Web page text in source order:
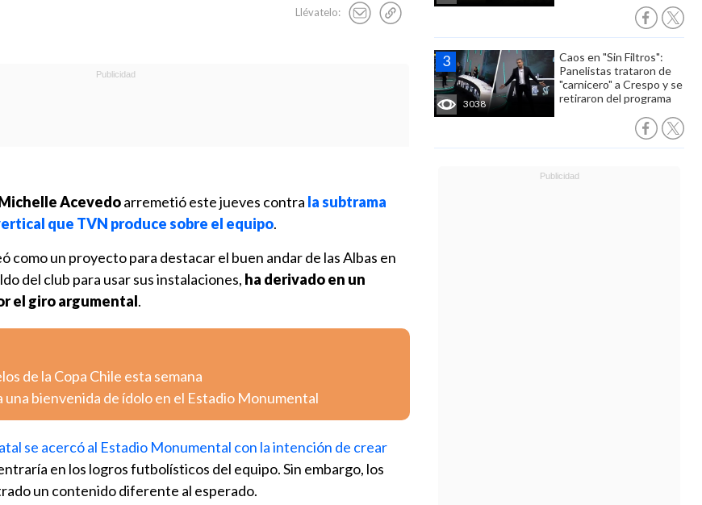
Llévatelo:
3038
Caos en "Sin Filtros":
Panelistas trataron de
"carnicero" a Crespo y se
retiraron del programa
Acevedoarremetió este jueves contra la subtrama
que TVN produce sobre el equipo.
como un proyecto para destacar el buen andar de las Albas en
del club para usar sus instalaciones, ha derivado en un
el giro argumental.
de la Copa Chile esta semana
una bienvenida de ídolo en el Estadio Monumental
se acercó al Estadio Monumental con la intención de crear
en los logros futbolísticos del equipo. Sin embargo, los
un contenido diferente al esperado.